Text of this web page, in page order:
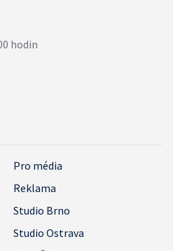
Pro média
Reklama
Studio Brno
Studio Ostrava